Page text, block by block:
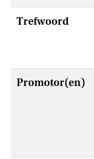
Trefwoord
Promotor(en)